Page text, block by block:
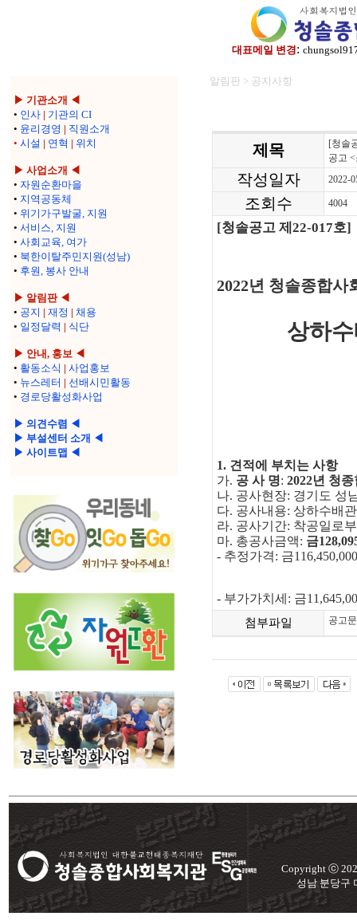
대표메일 변경:
▶ 기관소개 ◀
• 인사 | 기관의 CI
• 윤리경영 | 직원소개
• 시설 | 연혁 | 위치
▶ 사업소개 ◀
• 자원순환마을
• 지역공동체
• 위기가구발굴, 지원
• 서비스, 지원
• 사회교육, 여가
• 북한이탈주민지원(성남)
• 후원, 봉사 안내
▶ 알림판 ◀
• 공지 | 재정 | 채용
• 일정달력 | 식단
▶ 안내, 홍보 ◀
• 활동소식 | 사업홍보
• 뉴스레터 | 선배시민활동
• 경로당활성화사업
▶ 의견수렴 ◀
▶ 부설센터 소개 ◀
▶ 사이트맵 ◀
알림판 > 공지사항
제목
[청솔
공고
작성일자 2022-
조회수 4004
[청솔공고 제 22-017호]
2022년 청솔종합사
상하
1. 견적에 부치는 사항
가. 공 사 명: 2022년 청
나. 공사현장: 경기도 성
다. 공사내용: 상하수배
라. 공사기간: 착공일로
마. 총공사금액: 금
- 추정가격: 금116,450,000
- 부가가치세 : 금
첨부파일 공고
Copyright ⓒ
성남 분당구